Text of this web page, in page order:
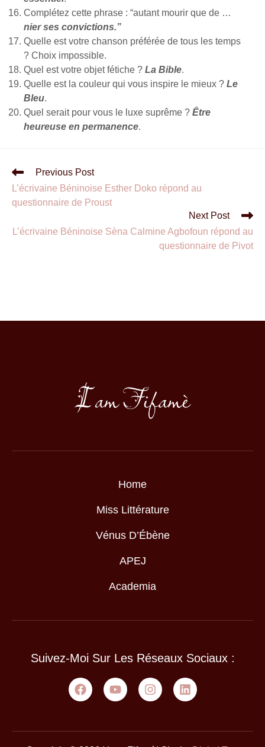
Complétez cette phrase : “autant mourir que de …
nier ses convictions.”
Quelle est votre chanson préférée de tous les temps
? Choix impossible.
Quel est votre objet fétiche ? La Bible.
Quelle est la couleur qui vous inspire le mieux ? Le
Bleu.
Quel serait pour vous le luxe suprême ? Être
heureuse en permanence.
Previous Post
L’écrivaine Béninoise Esther Doko répond au
questionnaire de Proust
Next Post
L’écrivaine Béninoise Sèna Calmine Agbofoun répond au
questionnaire de Pivot
Home
Miss Littérature
Vénus D’Ébène
APEJ
Academia
Suivez-Moi Sur Les Réseaux Sociaux :